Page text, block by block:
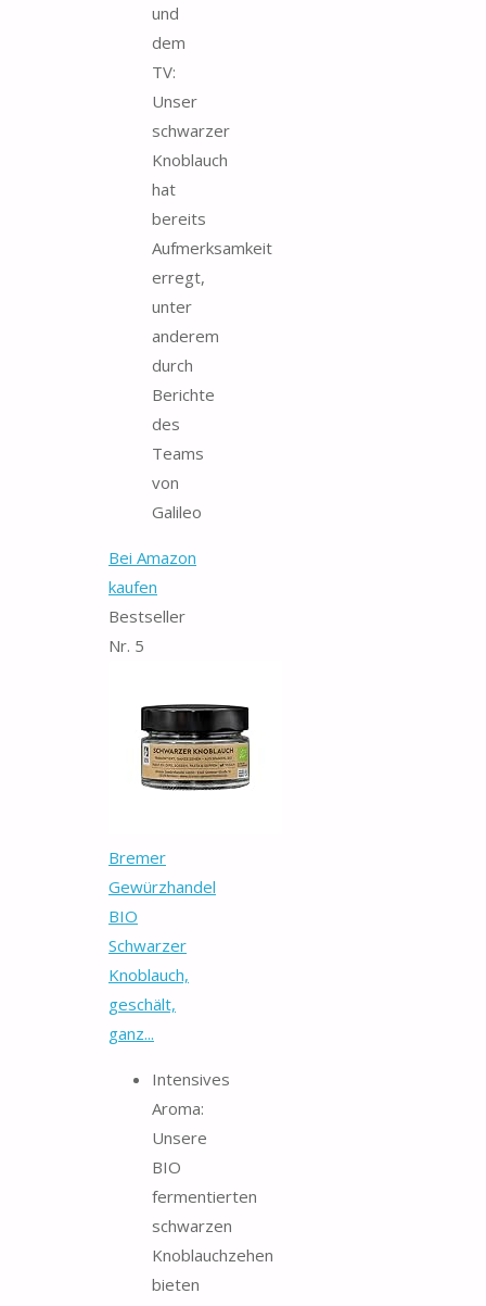
und
dem
TV:
Unser
schwarzer
Knoblauch
hat
bereits
Aufmerksamkeit
erregt,
unter
anderem
durch
Berichte
des
Teams
von
Galileo
Bei Amazon
kaufen
Bestseller
Nr. 5
Bremer
Gewürzhandel
BIO
Schwarzer
Knoblauch,
geschält,
ganz...
Intensives
Aroma:
Unsere
BIO
fermentierten
schwarzen
Knoblauchzehen
bieten